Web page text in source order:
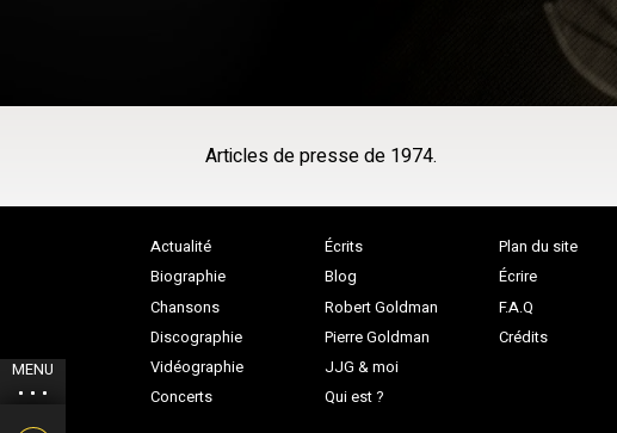
MENU
Articles de presse de 1974.
Actualité
Biographie
Chansons
Discographie
Vidéographie
Concerts
Écrits
Blog
Robert Goldman
Pierre Goldman
JJG & moi
Qui est ?
Plan du site
Écrire
F.A.Q
Crédits